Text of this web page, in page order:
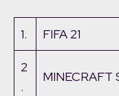
1. FIFA 21
2
.
MINECRAFT